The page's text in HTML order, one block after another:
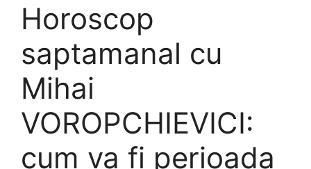
Horoscop
saptamanal cu
Mihai
VOROPCHIEVICI:
cum va fi perioada